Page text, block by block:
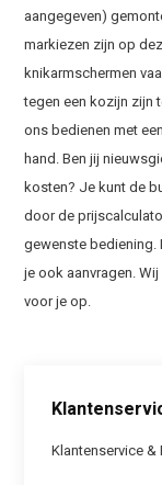
Klantenservice &
aangegeven)
markiezen zijn op
knikarmschermen
tegen een kozijn zijn
ons bedienen met
hand. Ben jij
kosten? Je kunt de
door de
gewenste bediening.
je ook aanvragen.
voor je op.